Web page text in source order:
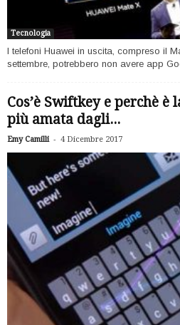
Tecnologia
I telefoni Huawei in uscita, compreso il
settembre, potrebbero non avere app
Cos’è Swiftkey e perchè
più amata dagli...
Emy Camilli - 4 Dicembre 2017